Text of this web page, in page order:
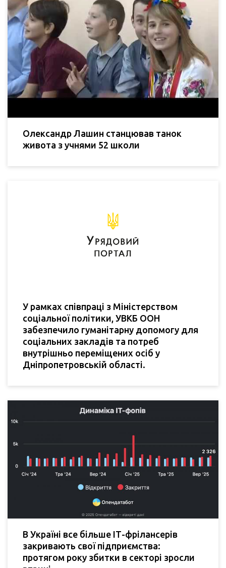
Олександр Лашин станцював танок
живота з учнями 52 школи
У рамках співпраці з Міністерством
соціальної політики, УВКБ ООН
забезпечило гуманітарну допомогу для
соціальних закладів та потреб
внутрішньо переміщених осіб у
Дніпропетровській області.
В Україні все більше ІТ-фрілансерів
закривають свої підприємства:
протягом року збитки в секторі зросли